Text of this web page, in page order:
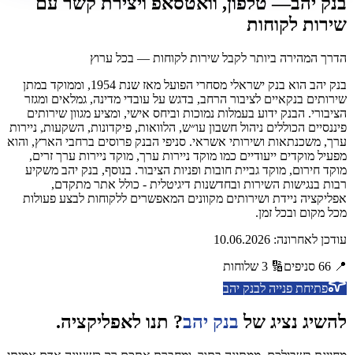
שירות לקוחות
הדרך המהירה ביותר לקבל שירות לקוחות — בכל ערוץ
בנק יהב הוא בנק ישראלי מסחרי הפועל מאז שנת 1954, וממוקד במתן
שירותים בנקאיים לציבור הרחב, בדגש על עובדי מדינה, גמלאים ומגזר
הציבורי. הבנק ידוע בעמלות נמוכות וביחס אישי, ומציע מגוון שירותים
פיננסיים הכוללים ניהול חשבון עו״ש, הלוואות, פיקדונות, השקעות, ניירות
ערך, משכנתאות ושירותי אשראי. סניפי הבנק פרוסים ברחבי הארץ, והוא
מפעיל מוקדים ייעודיים כמו מוקד ניירות ערך, מוקד ניירות ערך זרים,
מוקד חירום, מוקד גביית חובות ופניות הציבור. בנוסף, בנק יהב משקיע
רבות בנגישות השירות ובחדשנות דיגיטלית - כולל אתר מתקדם,
אפליקציה ניידת ושירותים מקוונים המאפשרים ללקוחות לבצע פעולות
מכל מקום ובכל זמן.
עודכן לאחרונה: 10.06.2026
📍
66 סניפים🔢
3 שלוחות
פתיחת פנייה לבנק יהב
להשיג נציג של בנק יהב? תנו לאפליקציה.